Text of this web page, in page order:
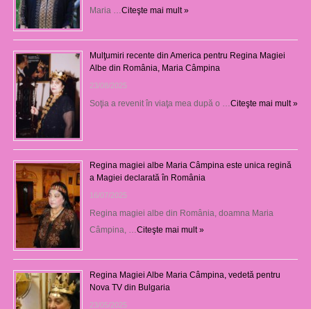
Maria …Citeşte mai mult »
Mulţumiri recente din America pentru Regina Magiei
Albe din România, Maria Câmpina
23/08/2025
Soţia a revenit în viaţa mea după o …Citeşte mai mult »
Regina magiei albe Maria Câmpina este unica regină
a Magiei declarată în România
16/07/2025
Regina magiei albe din România, doamna Maria
Câmpina, …Citeşte mai mult »
Regina Magiei Albe Maria Câmpina, vedetă pentru
Nova TV din Bulgaria
23/05/2025